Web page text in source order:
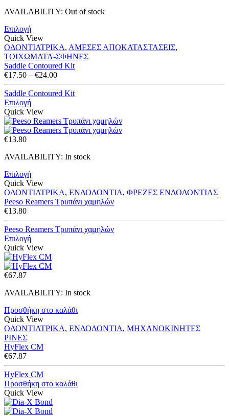
€17.50
AVAILABILITY: Out of stock
Επιλογή
Quick View
ΟΔΟΝΤΙΑΤΡΙΚΑ, ΑΜΕΣΕΣ ΑΠΟΚΑΤΑΣΤΑΣΕΙΣ,
ΤΟΙΧΩΜΑΤΑ-ΣΦΗΝΕΣ
Saddle Contoured Kit
€17.50 – €24.00Price
range:
€17.50
Saddle Contoured Kit
Επιλογή
Quick View
€13.80
AVAILABILITY: In stock
Επιλογή
Quick View
ΟΔΟΝΤΙΑΤΡΙΚΑ, ΕΝΔΟΔΟΝΤΙΑ, ΦΡΕΖΕΣ ΕΝΔΟΔΟΝΤΙΑΣ
Peeso Reamers Τρυπάνι χαμηλών
€13.80
Peeso Reamers Τρυπάνι χαμηλών
Επιλογή
Quick View
€67.87
AVAILABILITY: In stock
Προσθήκη στο καλάθι
Quick View
ΟΔΟΝΤΙΑΤΡΙΚΑ, ΕΝΔΟΔΟΝΤΙΑ, ΜΗΧΑΝΟΚΙΝΗΤΕΣ
ΡΙΝΕΣ
HyFlex CM
€67.87
HyFlex CM
Προσθήκη στο καλάθι
Quick View